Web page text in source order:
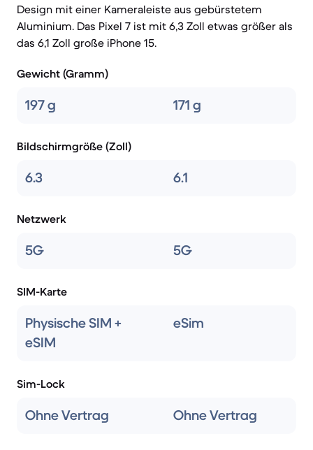
Design mit einer Kameraleiste aus gebürstetem
Aluminium. Das Pixel 7 ist mit 6,3 Zoll etwas größer als
das 6,1 Zoll große iPhone 15.
Gewicht (Gramm)
197 g 171 g
Bildschirmgröße (Zoll)
6.3 6.1
Netzwerk
5G 5G
SIM-Karte
Physische SIM +
eSIM
eSim
Sim-Lock
Ohne Vertrag Ohne Vertrag